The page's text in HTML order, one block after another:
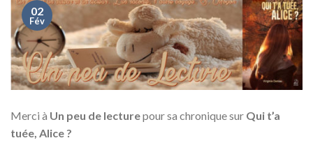
02
Fév
Merci à Un peu de lecturepour sa chronique sur Qui t’a
tuée, Alice ?